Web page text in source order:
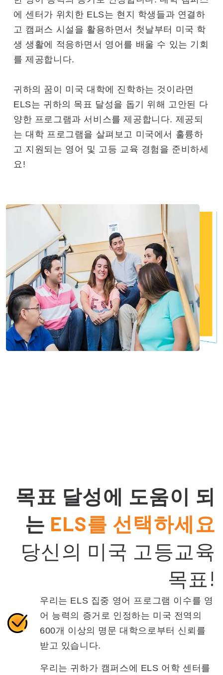
에 센터가 위치한 ELS는 현지 학생들과 연결하
고 캠퍼스 시설을 활용하면서 첫날부터 미국 학
생 생활에 적응하면서 영어를 배울 수 있는 기회
를 제공합니다.
귀하의 꿈이 미국 대학에 진학하는 것이라면
ELS는 귀하의 목표 달성을 돕기 위해 고안된 다
양한 프로그램과 서비스를 제공합니다. 제공되
는 대학 프로그램을 살펴보고 미국에서 훌륭하
고 지원되는 영어 및 고등 교육 경험을 준비하세
요!
목표 달성에 도움이 되
는 ELS를 선택하세요
당신의 미국 고등교육
목표!
우리는 ELS 집중 영어 프로그램 이수를 영
어 능력의 증거로 인정하는 미국 전역의
600개 이상의 명문 대학으로부터 신뢰를
받고 있습니다.
우리는 귀하가 캠퍼스에 ELS 어학 센터를